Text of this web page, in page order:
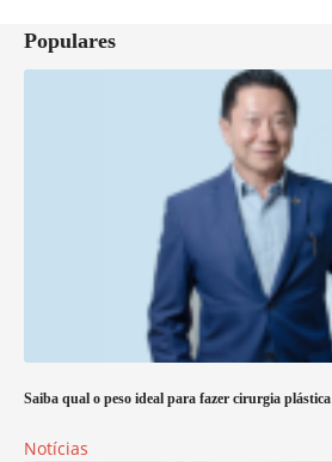
Populares
Saiba qual o peso ideal para fazer cirurgia plástica
Notícias